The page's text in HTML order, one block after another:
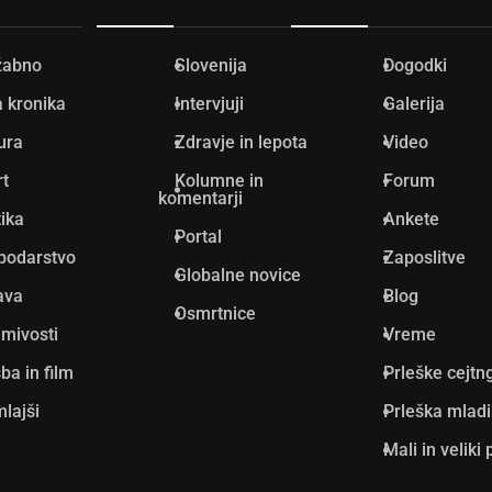
kronika
in film
Slovenija
Intervjuji
Zdravje in lepota
Kolumne in
komentarji
Portal
Globalne novice
Osmrtnice
Dogodki
Galerija
Video
Forum
Ankete
Zaposlitve
Blog
Vreme
Prleške
Prleška
Mali in veliki